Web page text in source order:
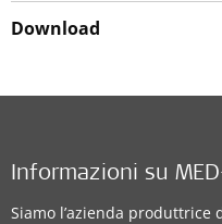
Download
Informazioni su
Siamo l’azienda